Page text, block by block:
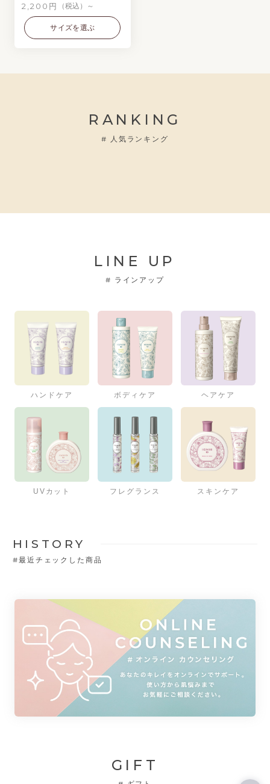
2,200円 （税込）～
サイズを選ぶ
RANKING
# 人気ランキング
LINE UP
# ラインアップ
ハンドケア ボディケア ヘアケア
UVカット フレグランス スキンケア
HISTORY
#最近チェックした商品
GIFT